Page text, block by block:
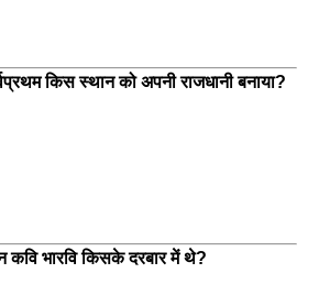
किस स्थान को अपनी राजधानी बनाया?
कवि भारवि किसके दरबार में थे?